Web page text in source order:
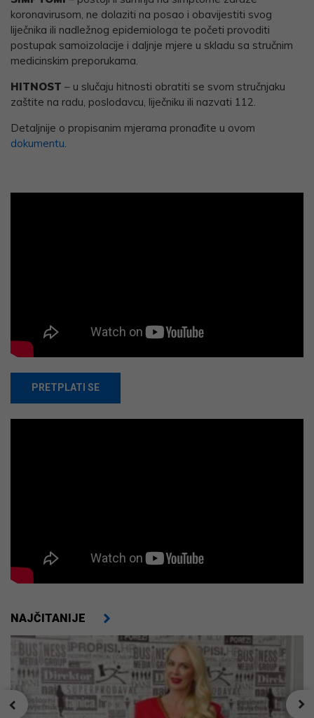
koronavirusom, ne dolaziti na posao i obavijestiti svog
liječnika ili nadležnog epidemiologa te početi provoditi
postupak samoizolacije i daljnje mjere u skladu sa stručnim
medicinskim preporukama.
HITNOST – u slučaju hitnosti obratiti se svom stručnjaku
zaštite na radu, poslodavcu, liječniku ili nazvati 112.
Detaljnije o propisanim mjerama pronađite u ovom
dokumentu
PRETPLATI SE
NAJČITANIJE